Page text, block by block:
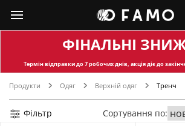
ФІНАЛЬНІ
Термін відправкидо 7 робочих днів, акція діє до
Продукти Одяг Верхній одяг Тренч
Фільтр Сортування по: